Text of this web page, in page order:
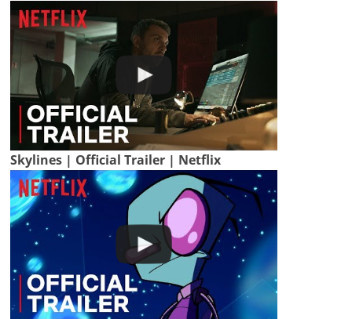
Skylines | Official Trailer | Netflix